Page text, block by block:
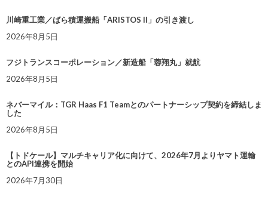
川崎重工業／ばら積運搬船「ARISTOS II」の引き渡し
2026年8月5日
フジトランスコーポレーション／新造船「蓉翔丸」就航
2026年8月5日
ネバーマイル：TGR Haas F1 Teamとのパートナーシップ契約を締結しま
した
2026年8月5日
【トドケール】マルチキャリア化に向けて、2026年7月よりヤマト運輸
とのAPI連携を開始
2026年7月30日